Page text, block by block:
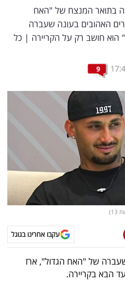
בתואר המנצח של "האח
האהובים בעונה שעברה
הוא חושב רק על הקריירה | כל
9
עקבו אחרינו בגוגל
של "האח הגדול", ארז
הבא בקריירה.